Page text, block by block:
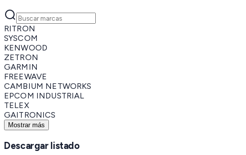
RITRON
SYSCOM
KENWOOD
ZETRON
GARMIN
FREEWAVE
CAMBIUM NETWORKS
EPCOM INDUSTRIAL
TELEX
GAITRONICS
Mostrar más
Descargar listado